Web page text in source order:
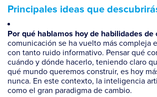
Principales ideas que
Por qué hablamos hoy de habilidades de
comunicación se ha vuelto más compleja
con tanto ruido informativo. Pensar qué
cuándo y dónde hacerlo, teniendo claro
qué mundo queremos construir, es hoy
nunca. En este contexto, la inteligencia
como el gran paradigma de cambio.